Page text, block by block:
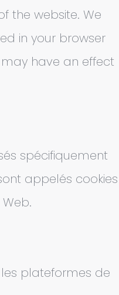
the website. We
in your browser
have an effect
spécifiquement
appelés cookies
plateformes de